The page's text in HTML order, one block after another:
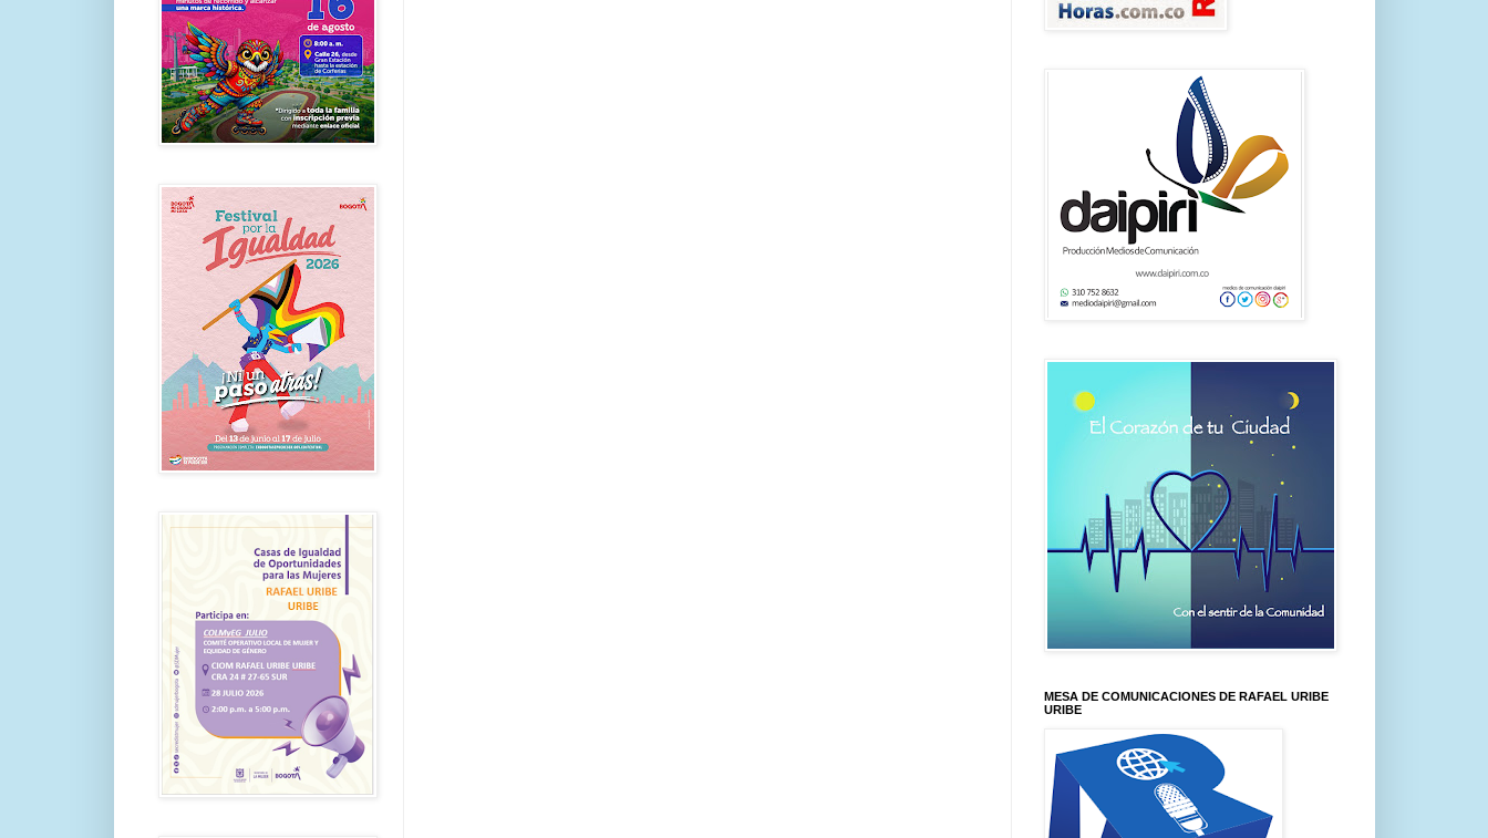
MESA DE COMUNICACIONES DE RAFAEL URIBE
URIBE